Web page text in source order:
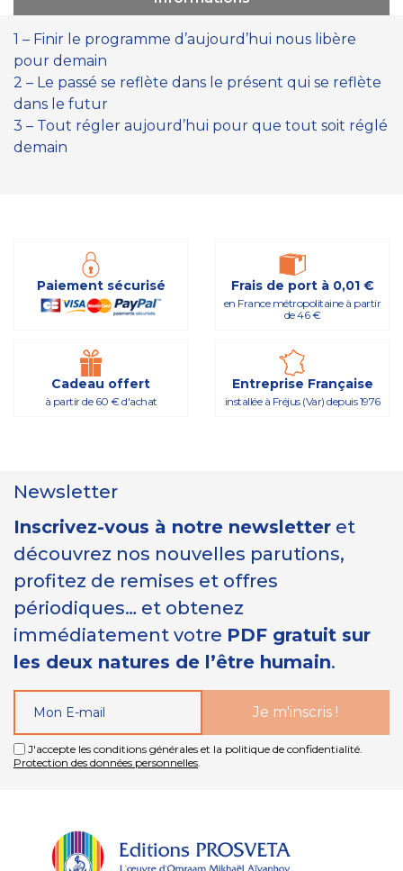
1 – Finir le programme d’aujourd’hui nous libère
pour demain
2 – Le passé se reflète dans le présent qui se reflète
dans le futur
3 – Tout régler aujourd’hui pour que tout soit réglé
demain
Paiement sécurisé Frais de port à 0,01 €
en France métropolitaine à partir
de 46 €
Cadeau offert
à partir de 60 € d'achat
Entreprise Française
installée à Fréjus (Var) depuis 1976
Newsletter
Inscrivez-vous à notre newsletter et
découvrez nos nouvelles parutions,
profitez de remises et offres
périodiques… et obtenez
immédiatement votre PDF gratuit sur
les deux natures de l’être humain.
J'accepte les conditions générales et la politique de confidentialité.
Protection des données personnelles